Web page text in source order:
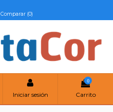
Comparar (0)
Iniciar sesión
0
Carrito